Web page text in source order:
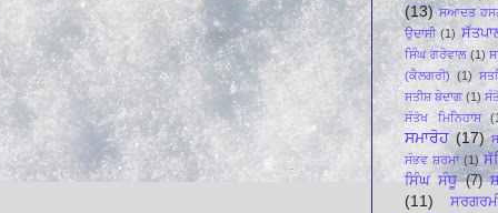
(13) ਸਆਦਤ
ਉਦਾਸੀ (1)
ਸਿੰਘ ਗਰੇਵਾਲ (1)
(ਕੈਲਗਰੀ) (1)
ਸਤੀਸ਼ ਬੇਦਾਗ (1)
ਸੰਤੋਖ ਮਿਨਿਹਾਸ
ਸਮਾਰੋਹ (17)
ਸੰਭਵ ਸ਼ਰਮਾ (1)
ਸਿੰਘ ਸੰਧੂ (7)
(11)